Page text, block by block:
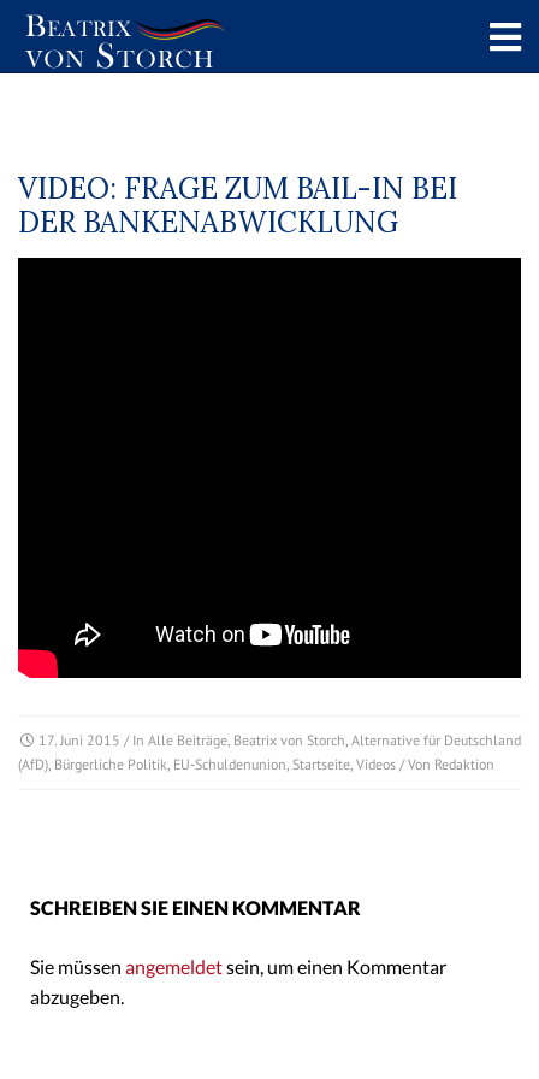
VIDEO: FRAGE ZUM BAIL-IN BEI
DER BANKENABWICKLUNG
17. Juni 2015 / In Alle Beiträge, Beatrix von Storch, Alternative für Deutschland
(AfD), Bürgerliche Politik, EU-Schuldenunion, Startseite, Videos / Von Redaktion
SCHREIBEN SIE EINEN KOMMENTAR
Sie müssen angemeldetsein, um einen Kommentar
abzugeben.